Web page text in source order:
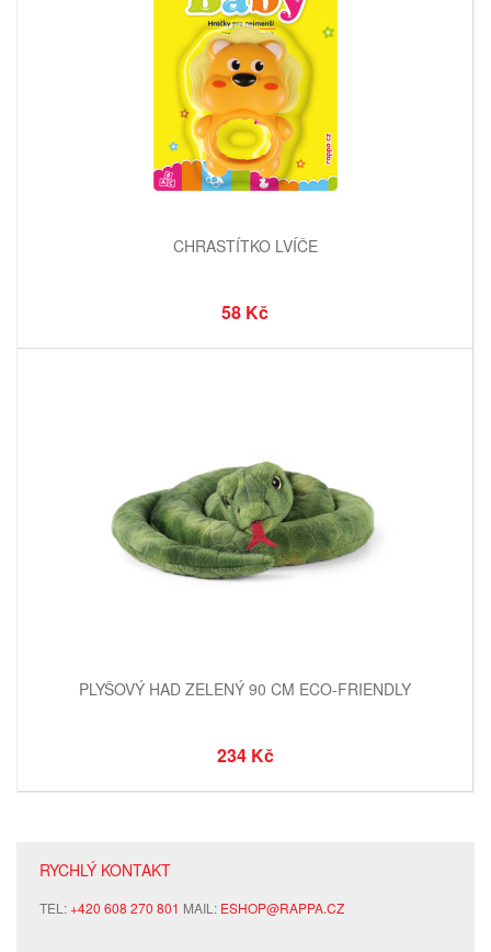
CHRASTÍTKO LVÍČE
58 Kč
PLYŠOVÝ HAD ZELENÝ 90 CM ECO-FRIENDLY
234 Kč
RYCHLÝ KONTAKT
TEL:+420 608 270 801 MAIL: ESHOP@RAPPA.CZ